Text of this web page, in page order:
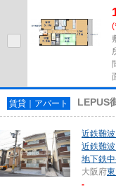
(
賃貸｜アパート LEPUS
近鉄難
近鉄難
地下鉄
大阪府
-